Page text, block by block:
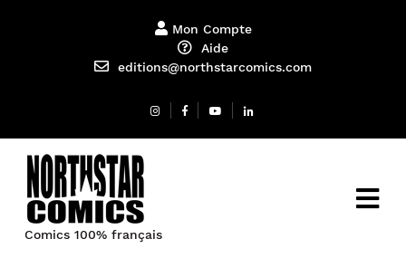
Mon Compte
Aide
editions@northstarcomics.com
Comics 100% français